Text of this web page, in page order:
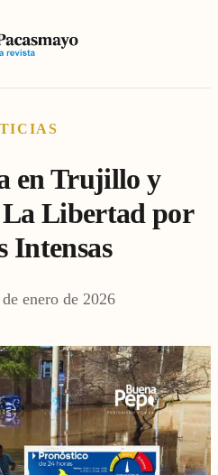
en Trujillo y
La Libertad por
Intensas
enero de 2026